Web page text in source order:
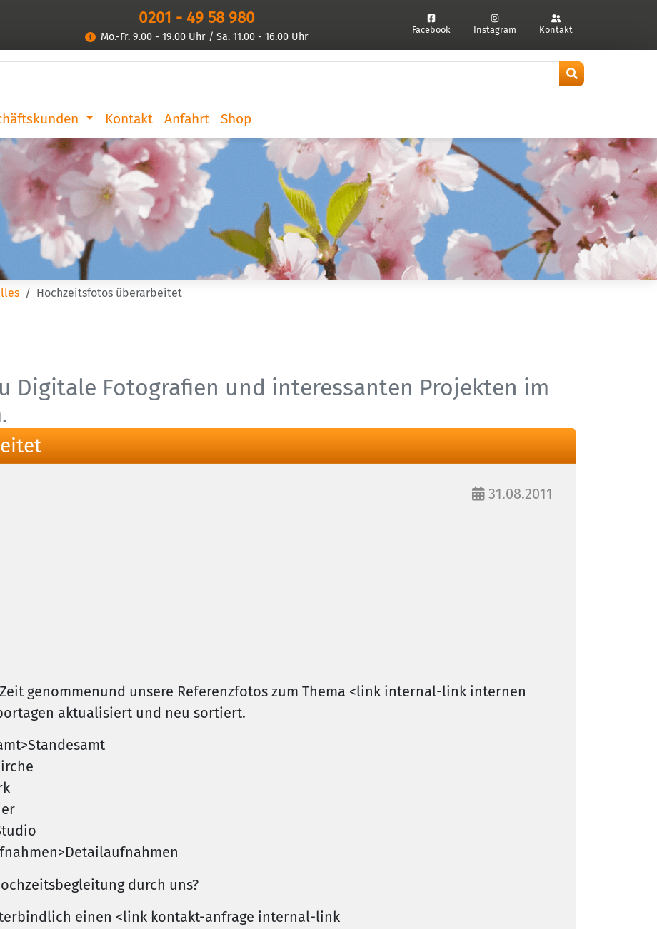
0201 - 49 58 980
Mo.-Fr. 9.00 - 19.00 Uhr / Sa. 11.00 - 16.00 Uhr
Facebook Instagram Kontakt
Kontakt Anfahrt Shop
Hochzeitsfotos überarbeitet
Digitale Fotografien und interessanten Projekten im
31.08.2011
genommenund unsere Referenzfotos zum Thema <link internal-link internen
aktualisiert und neu sortiert.
durch uns?
einen <link kontakt-anfrage internal-link